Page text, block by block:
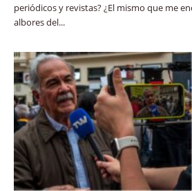
periódicos y revistas? ¿El mismo que me
albores del...